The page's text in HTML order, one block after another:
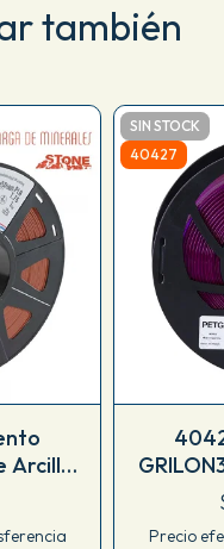
también
Arcilla
SIN STOCK
40427
MM X
Precio